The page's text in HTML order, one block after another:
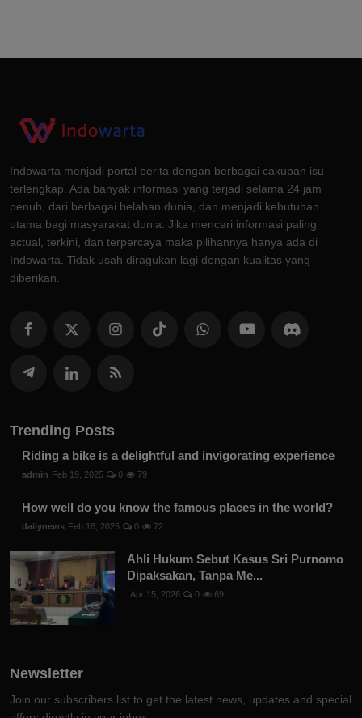
Indowarta menjadi portal berita dengan berbagai cakupan isu
terlengkap. Ada banyak informasi yang terjadi selama 24 jam
penuh, dari berbagai belahan dunia, dan menjadi kebutuhan
utama bagi masyarakat dunia. Jika mencari informasi paling
actual, terkini, dan terpercaya maka pilihannya hanya ada di
Indowarta. Tidak usah diragukan lagi dengan kualitas yang
diberikan.
Trending Posts
Riding a bike is a delightful and invigorating experience
admin Feb 19, 2025 0 79
How well do you know the famous places in the world?
dailynews Feb 18, 2025 0 72
Ahli Hukum Sebut Kasus Sri Purnomo
Dipaksakan, Tanpa Me...
Apr 15, 2026 0 69
Newsletter
Join our subscribers list to get the latest news, updates and special